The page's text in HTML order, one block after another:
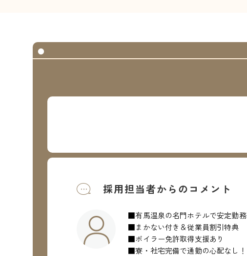
採用担当者からのコメント
■有馬温泉の名門ホテルで安定勤務
■まかない付き＆従業員割引特典
■ボイラー免許取得支援あり
■寮・社宅完備で通勤の心配なし！